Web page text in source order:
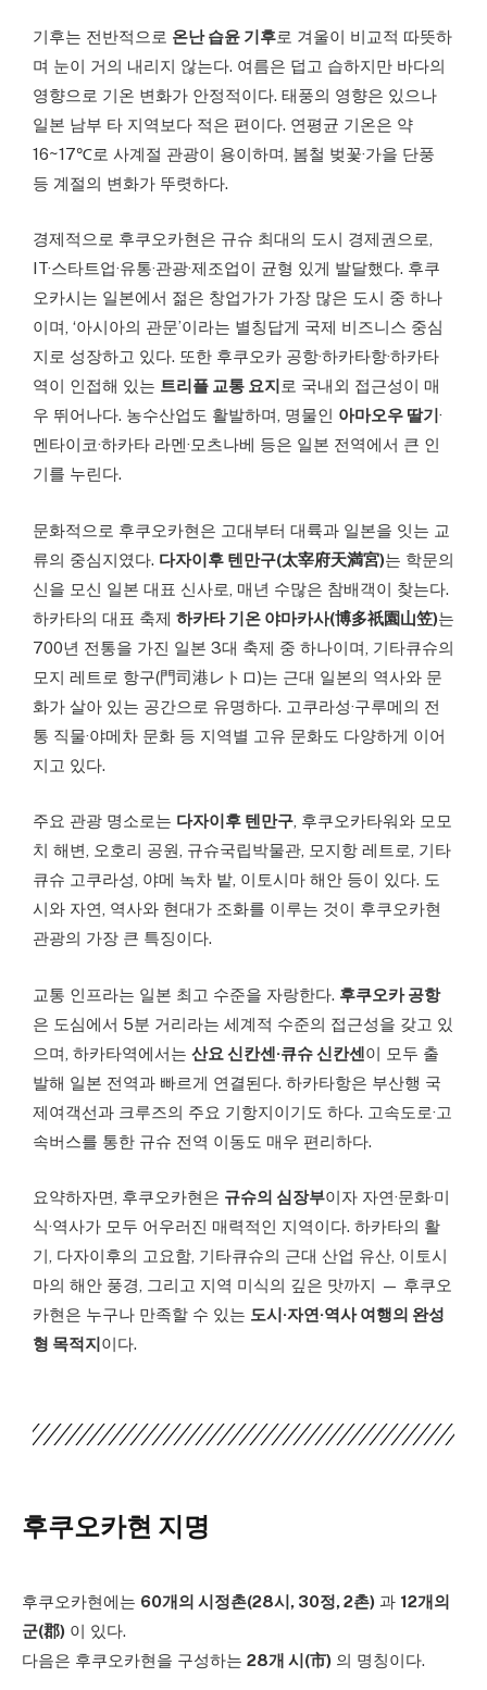
기후는 전반적으로 온난 습윤 기후로 겨울이 비교적 따뜻하
며 눈이 거의 내리지 않는다. 여름은 덥고 습하지만 바다의
영향으로 기온 변화가 안정적이다. 태풍의 영향은 있으나
일본 남부 타 지역보다 적은 편이다. 연평균 기온은 약
16~17℃로 사계절 관광이 용이하며, 봄철 벚꽃·가을 단풍
등 계절의 변화가 뚜렷하다.
경제적으로 후쿠오카현은 규슈 최대의 도시 경제권으로,
IT·스타트업·유통·관광·제조업이 균형 있게 발달했다. 후쿠
오카시는 일본에서 젊은 창업가가 가장 많은 도시 중 하나
이며, ‘아시아의 관문’이라는 별칭답게 국제 비즈니스 중심
지로 성장하고 있다. 또한 후쿠오카 공항·하카타항·하카타
역이 인접해 있는 트리플 교통 요지 로 국내외 접근성이 매
우 뛰어나다. 농수산업도 활발하며, 명물인 아마오우 딸기·
멘타이코·하카타 라멘·모츠나베 등은 일본 전역에서 큰 인
기를 누린다.
문화적으로 후쿠오카현은 고대부터 대륙과 일본을 잇는 교
류의 중심지였다. 다자이후 텐만구(太宰府天満宮)는 학문의
신을 모신 일본 대표 신사로, 매년 수많은 참배객이 찾는다.
하카타의 대표 축제 하카타 기온 야마카사(博多祇園山笠)는
700년 전통을 가진 일본 3대 축제 중 하나이며, 기타큐슈의
모지 레트로 항구(門司港レトロ)는 근대 일본의 역사와 문
화가 살아 있는 공간으로 유명하다. 고쿠라성·구루메의 전
통 직물·야메차 문화 등 지역별 고유 문화도 다양하게 이어
지고 있다.
주요 관광 명소로는 다자이후 텐만구 , 후쿠오카타워와 모모
치 해변, 오호리 공원, 규슈국립박물관, 모지항 레트로, 기타
큐슈 고쿠라성, 야메 녹차 밭, 이토시마 해안 등이 있다. 도
시와 자연, 역사와 현대가 조화를 이루는 것이 후쿠오카현
관광의 가장 큰 특징이다.
교통 인프라는 일본 최고 수준을 자랑한다. 후쿠오카 공항
은 도심에서 5분 거리라는 세계적 수준의 접근성을 갖고 있
으며, 하카타역에서는 산요 신칸센·큐슈 신칸센이 모두 출
발해 일본 전역과 빠르게 연결된다. 하카타항은 부산행 국
제여객선과 크루즈의 주요 기항지이기도 하다. 고속도로·고
속버스를 통한 규슈 전역 이동도 매우 편리하다.
요약하자면, 후쿠오카현은 규슈의 심장부이자 자연·문화·미
식·역사가 모두 어우러진 매력적인 지역이다. 하카타의 활
기, 다자이후의 고요함, 기타큐슈의 근대 산업 유산, 이토시
마의 해안 풍경, 그리고 지역 미식의 깊은 맛까지 — 후쿠오
카현은 누구나 만족할 수 있는 도시·자연·역사 여행의 완성
형 목적지이다.
후쿠오카현 지명
후쿠오카현에는 60개의 시정촌(28시, 30정, 2촌) 과 12개의
군(郡) 이 있다.
다음은 후쿠오카현을 구성하는 28개 시(市) 의 명칭이다.